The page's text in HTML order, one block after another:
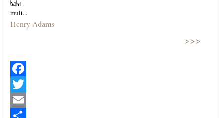
Henry Adams
>>>
Facebook
Twitter
Email